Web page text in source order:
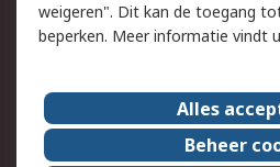
Algemene
verkoopvoorwaarden
Over RS
RS Group
weigeren". Dit kan de toegang
beperken. Meer informatie vindt
Alles
Beheer